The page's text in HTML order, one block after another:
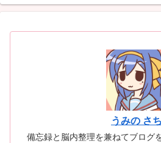
うみの さち
備忘録と脳内整理を兼ねてブログ